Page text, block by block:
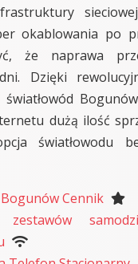
okablowania po
że naprawa
Dzięki
światłowód
dużą ilość
światłowodu
Cennik
zestawów